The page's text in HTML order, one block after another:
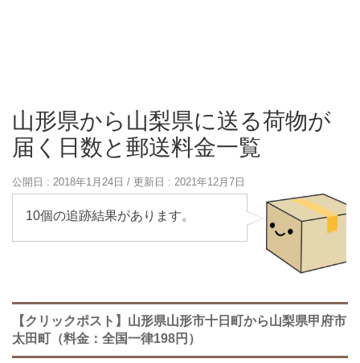
山形県から山梨県に送る荷物が
届く日数と郵送料金一覧
公開日 : 2018年1月24日 / 更新日 : 2021年12月7日
10個の追跡結果があります。
【クリックポスト】山形県山形市十日町から山梨県甲府市
太田町（料金：全国一律198円）